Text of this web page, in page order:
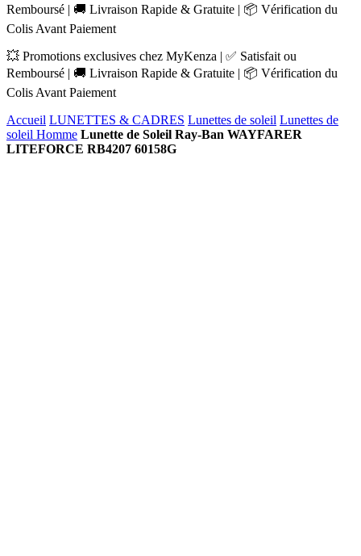
Remboursé | 🚚 Livraison Rapide & Gratuite | 📦 Vérification du
Colis Avant Paiement
💥 Promotions exclusives chez MyKenza | ✅ Satisfait ou
Remboursé | 🚚 Livraison Rapide & Gratuite | 📦 Vérification du
Colis Avant Paiement
Accueil LUNETTES & CADRES Lunettes de soleil Lunettes de
soleil Homme Lunette de Soleil Ray-Ban WAYFARER
LITEFORCE RB4207 60158G